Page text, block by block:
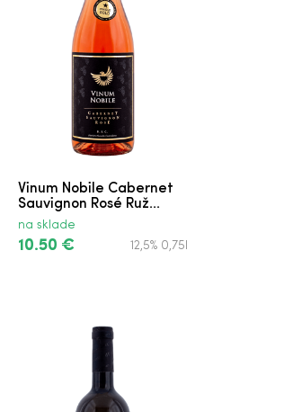
Vinum Nobile Cabernet
Sauvignon Rosé Ruž...
na sklade
10.50 € 12,5% 0,75l